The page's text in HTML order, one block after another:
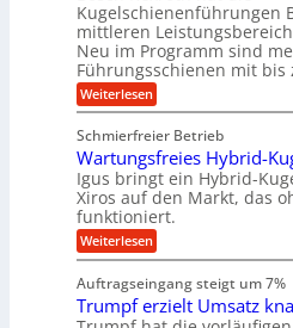
U
m
g
e
b
u
n
g
e
n
s
c
h
i
n
e
n
z
i
s
e
H
u
b
e
w
e
g
u
n
g
e
o
m
o
t
i
v
e
n
d
M
a
s
c
h
i
e
n
b
e
r
W
e
r
k
z
e
u
g
k
r
e
i
s
a
u
f
Kugelschienenführungen
mittleren
Neu im Programm sind
Führungsschienen mit bis
Weiterlesen:
K
g
e
l
s
c
h
i
e
e
n
Schmierfreier Betrieb
Wartungsfreies Hybrid-
Igus bringt ein Hybrid-
Xiros auf den Markt, das
funktioniert.
Weiterlesen:
W
r
t
u
Auftragseingang steigt um 7%
Trumpf erzielt Umsatz